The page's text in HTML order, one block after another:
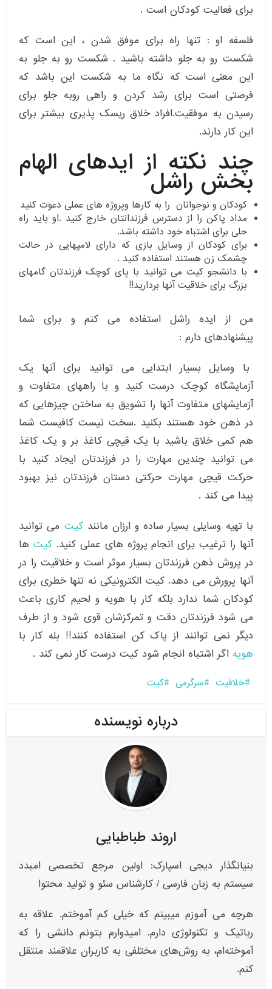
برای فعالیت کودکان است .
فلسفه او : تنها راه برای موفق شدن ، این است که
شکست رو به جلو داشته باشید . شکست رو به جلو به
این معنی است که نگاه ما به شکست این باشد که
فرصتی است برای رشد کردن و راهی روبه جلو برای
رسیدن به موفقیت.افراد خلاق ریسک پذیری بیشتر برای
این کار دارند.
چند نکته از ایدهای الهام
بخش راشل
کودکان و نوجوانان را به کارها وپروژه های عملی دعوت کنید
مداد پاکن را از دسترس فرزندانتان خارج کنید .او باید راه
حلی برای اشتباه خود داشته باشد.
برای کودکان از وسایل بازی که دارای لامپهایی در حالت
چشمک زن هستند استفاده کنید .
با دانشجو کیت می توانید با پای کوچک فرزندتان گامهای
بزرگ برای خلاقیت آنها بردارید!!
من از ایده راشل استفاده می کنم و برای شما
پیشنهادهای دارم :
با وسایل بسیار ابتدایی می توانید برای آنها یک
آزمایشگاه کوچک درست کنید و با راههای متفاوت و
آزمایشهای متفاوت آنها را تشویق به ساختن چیزهایی که
در ذهن خود هستند بکنید .سخت نیست کافیست شما
هم کمی خلاق باشید با یک قیچی کاغذ بر و یک کاغذ
می توانید چندین مهارت را در فرزندتان ایجاد کنید با
حرکت قیچی مهارت حرکتی دستان فرزندتان نیز بهبود
پیدا می کند .
با تهیه وسایلی بسیار ساده و ارزان مانندکیت می توانید
آنها را ترغیب برای انجام پروژه های عملی کنید. کیت ها
در پروش ذهن فرزندتان بسیار موثر است و خلاقیت را در
آنها پرورش می دهد. کیت الکترونیکی نه تنها خطری برای
کودکان شما ندارد بلکه کار با هویه و لحیم کاری باعث
می شود فرزندتان دقت و تمرکزشان قوی شود و از طرف
دیگر نمی توانند از پاک کن استفاده کنند!! بله کار با
هویه اگر اشتباه انجام شود کیت درست کار نمی کند .
خلاقیت سرگرمی کیت
درباره نویسنده
اروند طباطبایی
بنیانگذار دیجی اسپارک: اولین مرجع تخصصی امبدد
سیستم به زبان فارسی / کارشناس سئو و تولید محتوا
هرچه می آموزم میبینم که خیلی کم آموختم. علاقه به
رباتیک و تکنولوژی دارم. امیدوارم بتونم دانشی را که
آموخته‌ام، به روش‌های مختلفی به کاربران علاقمند منتقل
کنم.